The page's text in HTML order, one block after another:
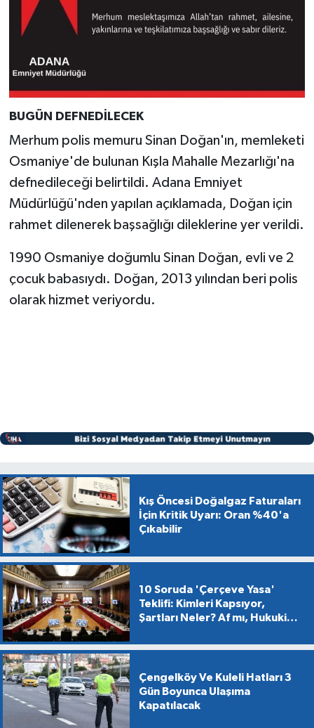
BUGÜN DEFNEDİLECEK
Merhum polis memuru Sinan Doğan'ın, memleketi
Osmaniye'de bulunan Kışla Mahalle Mezarlığı'na
defnedileceği belirtildi. Adana Emniyet
Müdürlüğü'nden yapılan açıklamada, Doğan için
rahmet dilenerek başsağlığı dileklerine yer verildi.
1990 Osmaniye doğumlu Sinan Doğan, evli ve 2
çocuk babasıydı. Doğan, 2013 yılından beri polis
olarak hizmet veriyordu.
Kış Öncesi Doğalgaz Faturaları
İçin Kritik Uyarı: Oran %40'a
Çıkabilir
10 Soruda 'Çerçeve Yasa'
Teklifi: Kimleri Kapsıyor,
Şartları Neler? Af mı, Hukuki
Çengelköy Ve Kuleli Hatları 3
Gün Boyunca Ulaşıma
Kapatılacak